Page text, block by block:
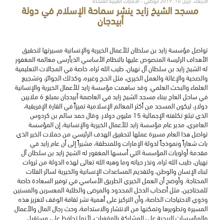
مسجد الشيخ زايد ينشر سماحة الإسلام في دولة
أبيدجان
تواصل مؤسسة زايد بن سلطان للأعمال الخيرية والإنسانية مسيرتها لتحقيق
الأهداف الرئيسة المنصوص عليها بالنظام الأساسي الذيأرسى معالمه المغفور
له الشيخ زايد بن سلطان آل نهيان، طيب الله ثراه، خاصة في المجالات التعليمية
والصحية والإغاثة والعمل الخيري، مثل الحج وغيره، وكذلك الجوائز، وتشجيع
العلماء والبحث العلمي. وقد ساهمت مؤسسة زايد للأعمال الخيرية والإنسانية
في ساحل العاج ببناء مسجد الشيخ زايد في العاصمة أبيدجان بمبلغ 6 ملايين
دولار، ليكون المسجد من أكثر المعالم الإسلامية تميزاً في القارة الإفريقية،
الذي تبلغ تكلفته الإجمالية 15 مليون دولار. وقال حمد سالم بن كردوس
العامري، مدير عام مؤسسة زايد للأعمال الخيرية والإنسانية، إن المؤسسة
تواصل هذا العام مسيرة عملها لتحقيق الهدف الرئيسي من حملات الخير الذي
بات شعاراً ونموذجاً لدولة الإمارات وللمنطقة، مشيراً إلى أن عام زايد في
مقدمة أولويات المؤسسة التي أسسها المغفور له الشيخ زايد بن سلطان آل
نهيان، طيب الله ثراه، ونذر حياته وما وهبه الله تعالى لهذه الدولة من ثروات
لبناء الإنسان والوطن، ولتقديم المساعدات الإنسانية والخيرية لسائر الفئات
المحتاجة. وأوضح أن العمل الخيري الطريق الأساسي في توفير السعادة خاصة
للمحتاجين، مثل أصحاب الدخل المحدود والمرضى والطلبة المعسرين والمسنين
وذوي الاحتياجات الخاصة، وأن التركيز على أهمية نشر ثقافة الوقف لتعزيز هذه
المسيرة وتطويرها وتمكنها من الانتشار والاستدامة، وحث رجال المال والأعمال
والمؤسسات الربحية على المشاركة بالوقفيات، لأنها تحافظ على مستقبل